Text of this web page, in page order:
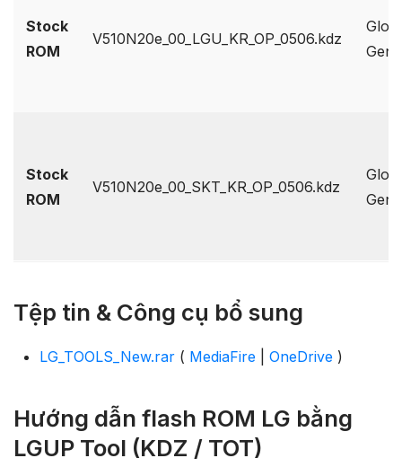
Stock
ROM
V510N20e_00_LGU_KR_OP_0506.kdz
Stock
ROM
V510N20e_00_SKT_KR_OP_0506.kdz
Tệp tin & Công cụ bổ sung
LG_TOOLS_New.rar( MediaFire| OneDrive)
Hướng dẫn flash ROM LG bằng
LGUP Tool (KDZ / TOT)